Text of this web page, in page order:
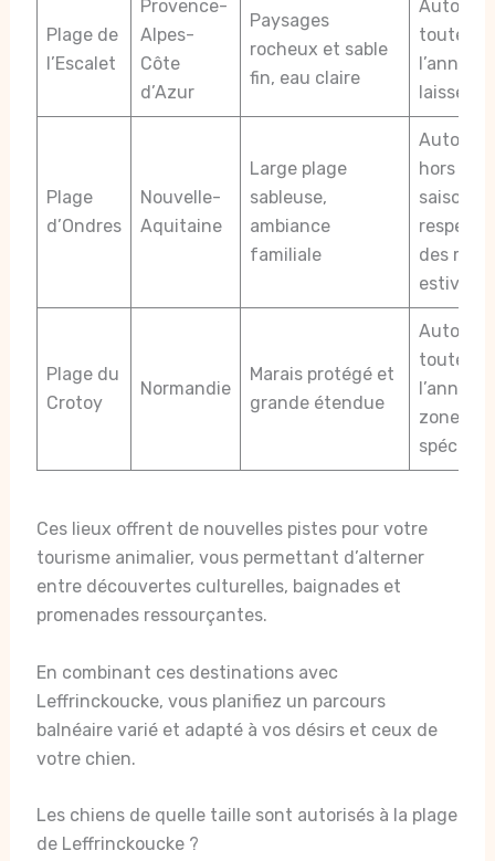
Plage de
l’Escalet
Provence-
Alpes-
Côte
d’Azur
Paysages
rocheux et sable
fin, eau claire
Autorisé
toute
l’année,
laisse
Plage
d’Ondres
Nouvelle-
Aquitaine
Large plage
sableuse,
ambiance
familiale
Autorisé
hors
saison,
respect
des
estivales
Plage du
Crotoy
Normandie
Marais protégé et
grande étendue
Autorisé
toute
l’année,
zones
Ces lieux offrent de nouvelles pistes pour votre
tourisme animalier, vous permettant d’alterner
entre découvertes culturelles, baignades et
promenades ressourçantes.
En combinant ces destinations avec
Leffrinckoucke, vous planifiez un parcours
balnéaire varié et adapté à vos désirs et ceux de
votre chien.
Les chiens de quelle taille sont autorisés à la plage
de Leffrinckoucke ?